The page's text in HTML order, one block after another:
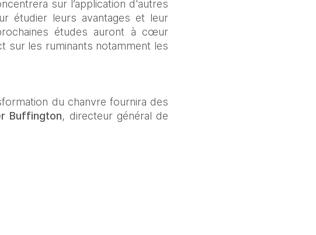
sur l’application d'autres
étudier leurs avantages et leur
études auront à cœur
sur les ruminants notamment les
du chanvre fournira des
Buffington, directeur général de